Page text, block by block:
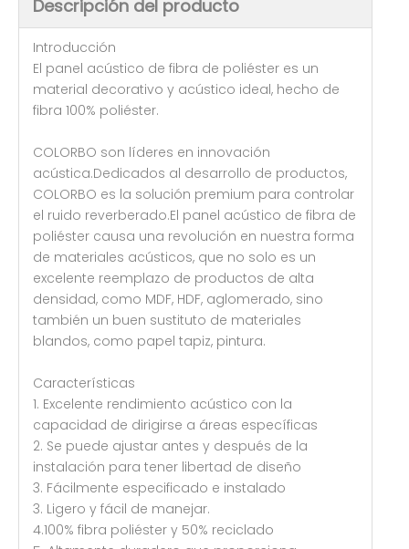
Descripción del producto
Introducción
El panel acústico de fibra de poliéster es un
material decorativo y acústico ideal, hecho de
fibra 100% poliéster.
COLORBO son líderes en innovación
acústica.Dedicados al desarrollo de productos,
COLORBO es la solución premium para controlar
el ruido reverberado.El panel acústico de fibra de
poliéster causa una revolución en nuestra forma
de materiales acústicos, que no solo es un
excelente reemplazo de productos de alta
densidad, como MDF, HDF, aglomerado, sino
también un buen sustituto de materiales
blandos, como papel tapiz, pintura.
Características
1. Excelente rendimiento acústico con la
capacidad de dirigirse a áreas específicas
2. Se puede ajustar antes y después de la
instalación para tener libertad de diseño
3. Fácilmente especificado e instalado
3. Ligero y fácil de manejar.
4.100% fibra poliéster y 50% reciclado